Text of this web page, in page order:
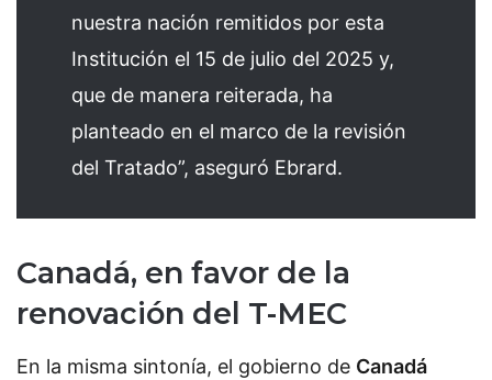
nuestra nación remitidos por esta
Institución el 15 de julio del 2025 y,
que de manera reiterada, ha
planteado en el marco de la revisión
del Tratado”, aseguró Ebrard.
Canadá, en favor de la
renovación del T-MEC
En la misma sintonía, el gobierno de Canadá